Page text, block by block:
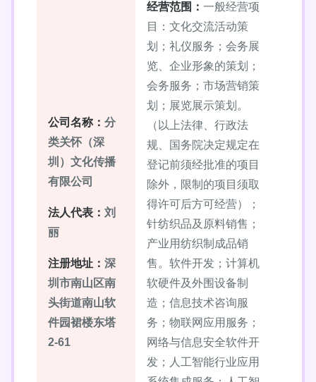
公司名称： 分
类关怀（深
圳）文化传播
有限公司
法人代表： 刘
丽
注册地址： 深
圳市南山区南
头街道南山软
件园裙楼东塔
2-61
经营范围： 一般经营项
目：文化交流活动策
划；礼仪服务；会务展
览、企业形象的策划；
会务服务；市场营销策
划；展览展示策划。
（以上法律、行政法
规、国务院决定规定在
登记前须经批准的项目
除外，限制的项目须取
得许可后方可经营）；
针纺织品及原料销售；
产业用纺织制成品销
售。软件开发；计算机
软硬件及外围设备制
造；信息技术咨询服
务；物联网应用服务；
网络与信息安全软件开
发；人工智能行业应用